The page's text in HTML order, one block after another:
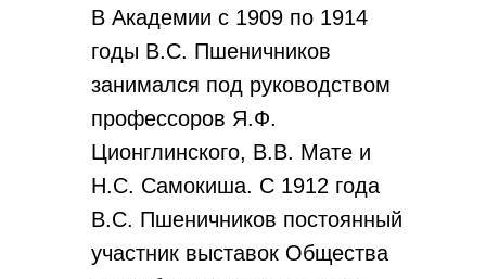
В Академии с 1909 по 1914
годы В.С. Пшеничников
занимался под руководством
профессоров Я.Ф.
Ционглинского, В.В. Мате и
Н.С. Самокиша. С 1912 года
В.С. Пшеничников постоянный
участник выставок Общества